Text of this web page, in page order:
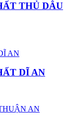
THỦ DÂU
DĨ AN